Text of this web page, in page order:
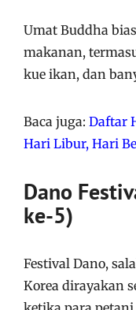
Umat ​​Buddha
makanan,
kue ikan, dan
Baca juga: Daftar
Hari Libur, Hari
Dano
ke-5)
Festival Dano,
Korea dirayakan